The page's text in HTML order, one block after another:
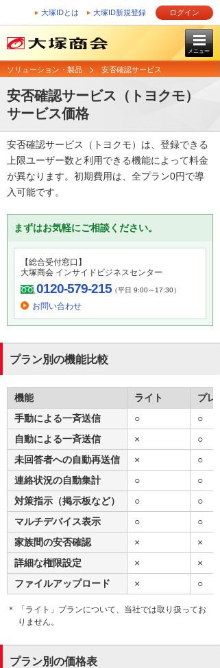
大塚IDとは 大塚ID新規登録 ログイン
メニュー
ソリューション・製品 安否確認サービス
安否確認サービス（トヨクモ）
サービス価格
安否確認サービス（トヨクモ）は、登録できる
上限ユーザー数と利用できる機能によって料金
が異なります。初期費用は、全プラン0円で導
入可能です。
まずはお気軽にご相談ください。
【総合受付窓口】
大塚商会 インサイドビジネスセンター
0120-579-215（平日 9:00～17:30）
お問い合わせ
プラン別の機能比較
機能 ライト
プレ
手動による一斉送信
○
○
自動による一斉送信
×
○
未回答者への自動再送信
×
○
連絡状況の自動集計
○
○
対策指示（掲示板など）
○
○
マルチデバイス表示
○
○
家族間の安否確認
×
×
詳細な権限設定
×
×
ファイルアップロード
× ○
＊ 「ライト」プランについて、当社では取り扱ってお
りません。
プラン別の価格表